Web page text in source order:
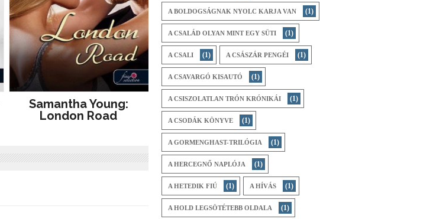
Samantha Young:
London Road
A BOLDOGSÁGNAK NYOLC KARJA VAN (1)
A CSALÁD OLYAN MINT EGY SÜTI (1)
A CSALI (1) A CSÁSZÁR PENGÉI (1)
A CSAVARGÓ KISAUTÓ (1)
A CSISZOLATLAN TRÓN KRÓNIKÁI (1)
A CSODÁK KÖNYVE (1)
A GORMENGHAST-TRILÓGIA (1)
A HERCEGNŐ NAPLÓJA (1)
A HETEDIK FIÚ (1) A HÍVÁS (1)
A HOLD LEGSÖTÉTEBB OLDALA (1)